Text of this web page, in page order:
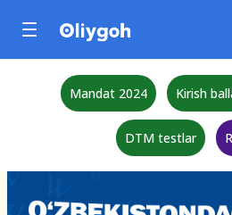
Mandat 2024 Kirish
DTM testlar